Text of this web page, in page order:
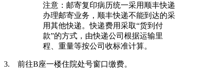
注意：邮寄复印病历统一采用顺丰快递
办理邮寄业务，顺丰快递不能到达的采
用其他快递。快递费用采取“货到付
款”的方式，由快递公司根据运输里
程、重量等按公司收标准计算。
3. 前往B座一楼住院处号窗口缴费。